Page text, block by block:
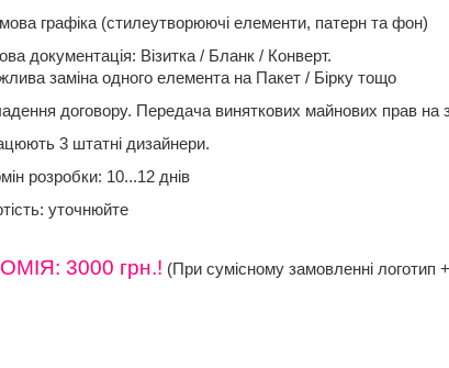
графіка (стилеутворюючі елементи, патерн та фон)
документація: Візитка / Бланк / Конверт.
заміна одного елемента на Пакет / Бірку тощо
договору. Передача виняткових майнових прав на
3 штатні дизайнери.
розробки: 10...12 днів
уточнюйте
3000 грн.! (При сумісному замовленні логотип